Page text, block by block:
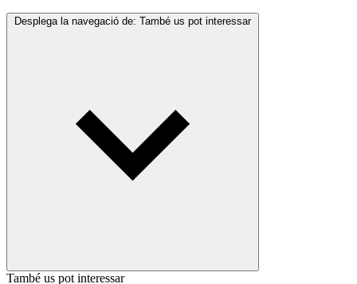
Desplega la navegació de: També us pot interessar
També us pot interessar